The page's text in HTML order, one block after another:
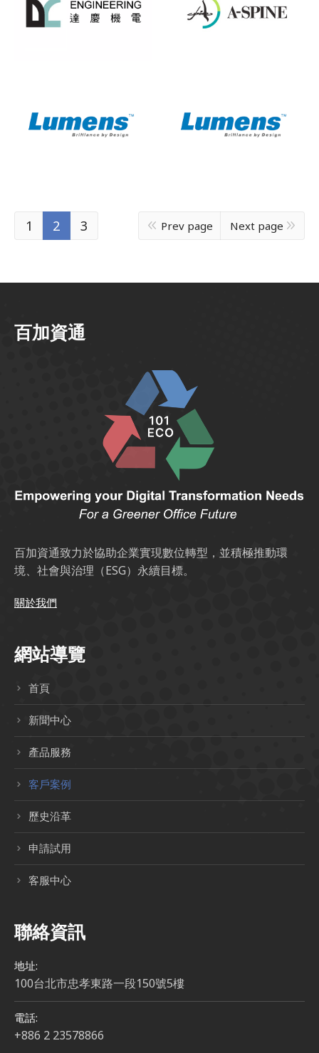
達慶電機股份有限公
司
冠亞生技股份有限公
捷揚光電股份有限公
司 Project
捷揚光電股份有限公
司 EIP
1 2 3 Prev page Next page
百加資通
百加資通致力於協助企業實現數位轉型，並積極推動環
境、社會與治理（ESG）永續目標。
關於我們
網站導覽
首頁
新聞中心
產品服務
客戶案例
歷史沿革
申請試用
客服中心
聯絡資訊
地址:
100台北市忠孝東路一段150號5樓
電話:
+886 2 23578866